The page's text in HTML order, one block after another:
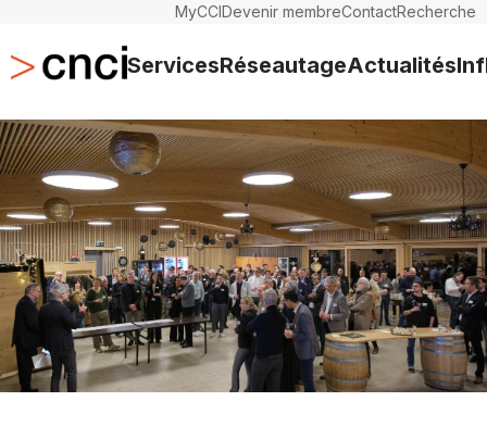
MyCCIDevenir membreContactRecherche
ServicesRéseautageActualités